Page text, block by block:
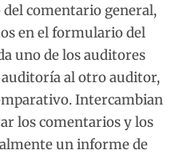
comentario general,
en el formulario del
uno de los auditores
al otro auditor,
Intercambian
los comentarios y los
un informe de